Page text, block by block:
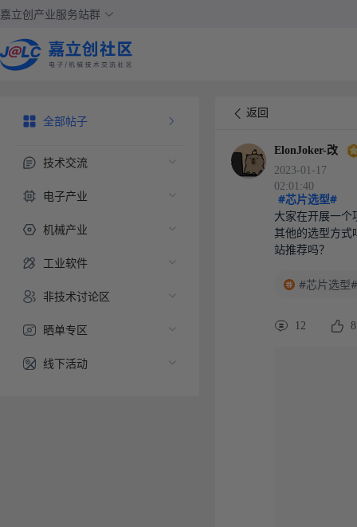
嘉立创产业服务站群
全部帖子
技术交流
电子产业
机械产业
工业软件
非技术讨论区
晒单专区
线下活动
返回
ElonJoker-改
2023-01-17
02:01:40
#芯片选型#
大家在开展一
其他的选型方式
站推荐吗？
#芯片选型#
12 8